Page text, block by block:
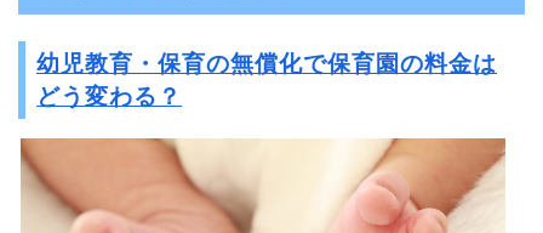
幼児教育・保育の無償化で保育園の料金は
どう変わる？